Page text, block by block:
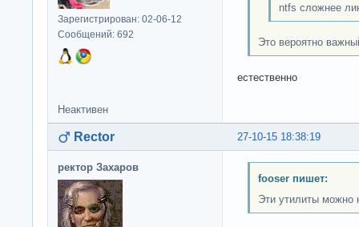
Зарегистрирован: 02-06-12
Сообщений: 692
ntfs сложнее
Это вероятно
естественно
Неактивен
27-10-15 18:38:19
Rector
ректор Захаров
fooser пишет:
Эти утилиты можно